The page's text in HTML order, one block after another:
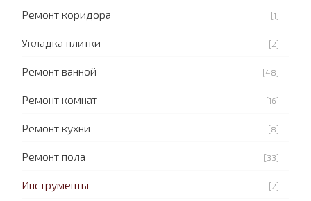
Ремонт коридора [1]
Укладка плитки [2]
Ремонт ванной [48]
Ремонт комнат [16]
Ремонт кухни [8]
Ремонт пола [33]
Инструменты [2]